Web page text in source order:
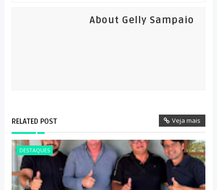
About Gelly Sampaio
RELATED POST Veja mais
DESTAQUES